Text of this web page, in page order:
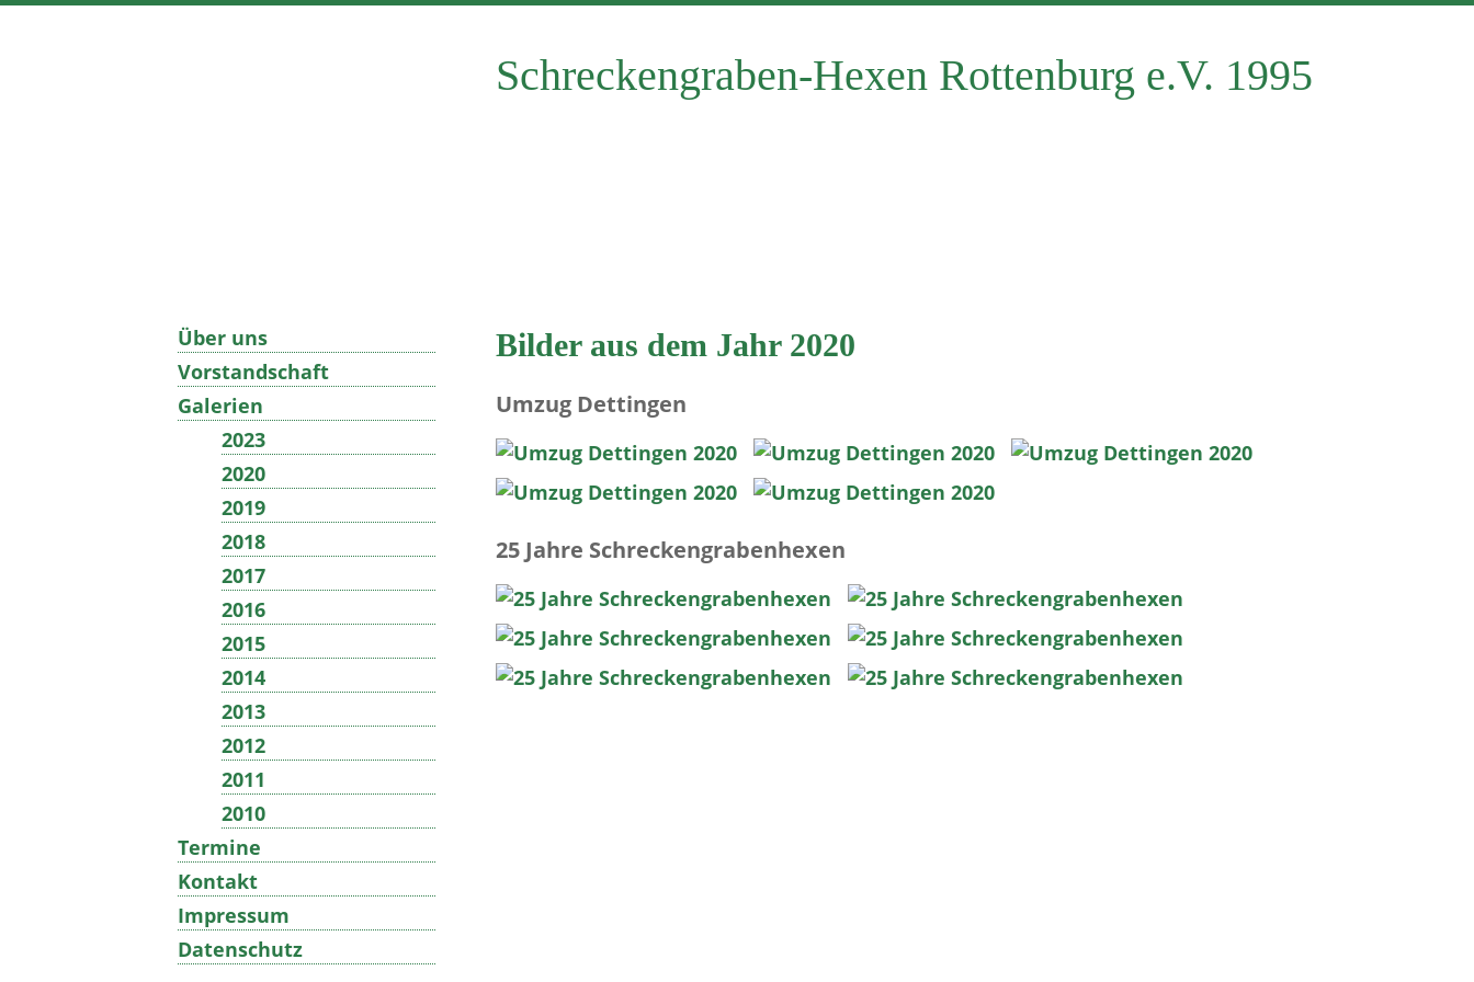
Schreckengraben-Hexen Rottenburg e.V. 1995
Über uns
Vorstandschaft
Galerien
2023
2020
2019
2018
2017
2016
2015
2014
2013
2012
2011
2010
Termine
Kontakt
Impressum
Datenschutz
Bilder aus dem Jahr 2020
Umzug Dettingen
25 Jahre Schreckengrabenhexen